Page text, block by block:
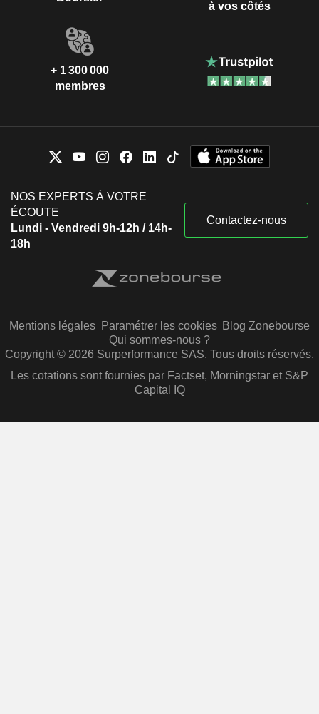
à vos côtés
+ 1 300 000
membres
NOS EXPERTS À VOTRE
ÉCOUTE
Lundi - Vendredi 9h-12h / 14h-
18h
Contactez-nous
Mentions légales Paramétrer les cookies Blog Zonebourse
Qui sommes-nous ?
Copyright © 2026 Surperformance SAS. Tous droits réservés.
Les cotations sont fournies par Factset, Morningstar et S&P
Capital IQ